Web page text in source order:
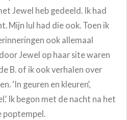
Jewel heb gedeeld. Ik had
Mijn lul had die ook. Toen ik
ook allemaal
Jewel op haar site waren
B. of ik ook verhalen over
‘In geuren en kleuren’,
Ik begon met de nacht na het
poptempel.